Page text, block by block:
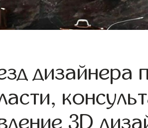
дизайнера
3D